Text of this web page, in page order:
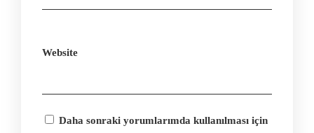
Website
Daha sonraki yorumlarımda kullanılması için